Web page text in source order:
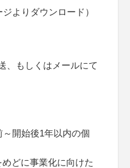
よりダウンロード）
、もしくはメールにて
開始後1年以内の個
どに事業化に向けた